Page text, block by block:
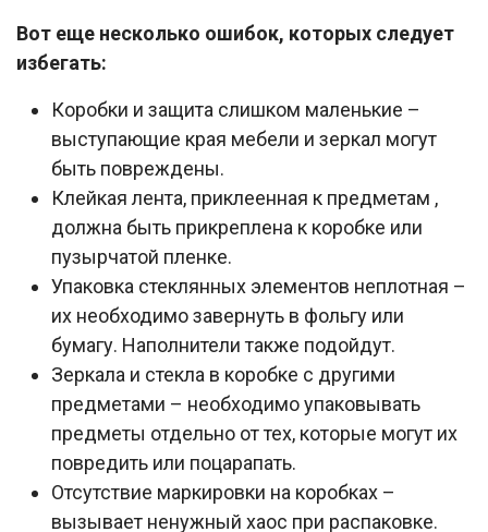
Вот еще несколько ошибок, которых следует
избегать:
Коробки и защита слишком маленькие –
выступающие края мебели и зеркал могут
быть повреждены.
Клейкая лента, приклеенная к предметам ,
должна быть прикреплена к коробке или
пузырчатой ​​пленке.
Упаковка стеклянных элементов неплотная –
их необходимо завернуть в фольгу или
бумагу. Наполнители также подойдут.
Зеркала и стекла в коробке с другими
предметами – необходимо упаковывать
предметы отдельно от тех, которые могут их
повредить или поцарапать.
Отсутствие маркировки на коробках –
вызывает ненужный хаос при распаковке.